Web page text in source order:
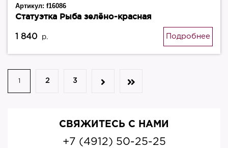
Артикул: f16086
Статуэтка Рыба зелёно-красная
1 840 р. Подробнее
1 2 3
СВЯЖИТЕСЬ С НАМИ
+7 (4912) 50-25-25